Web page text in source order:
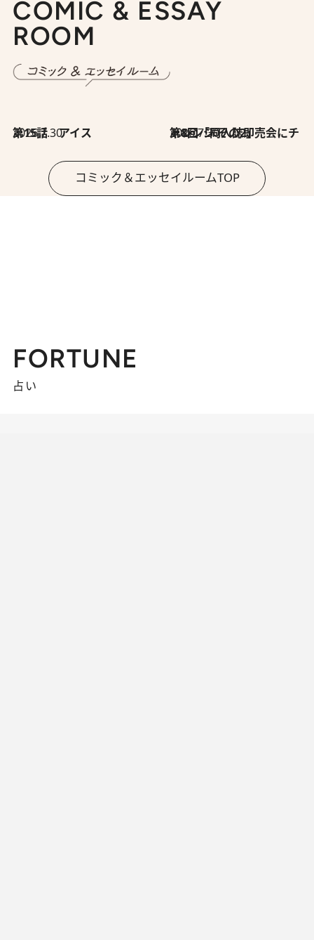
COMIC & ESSAY
ROOM
2026.7.30
第15話 アイス 2026.7.30
第8回「同人誌即売会にチャレンジ その2」
コミック＆エッセイルームTOP
FORTUNE
占い